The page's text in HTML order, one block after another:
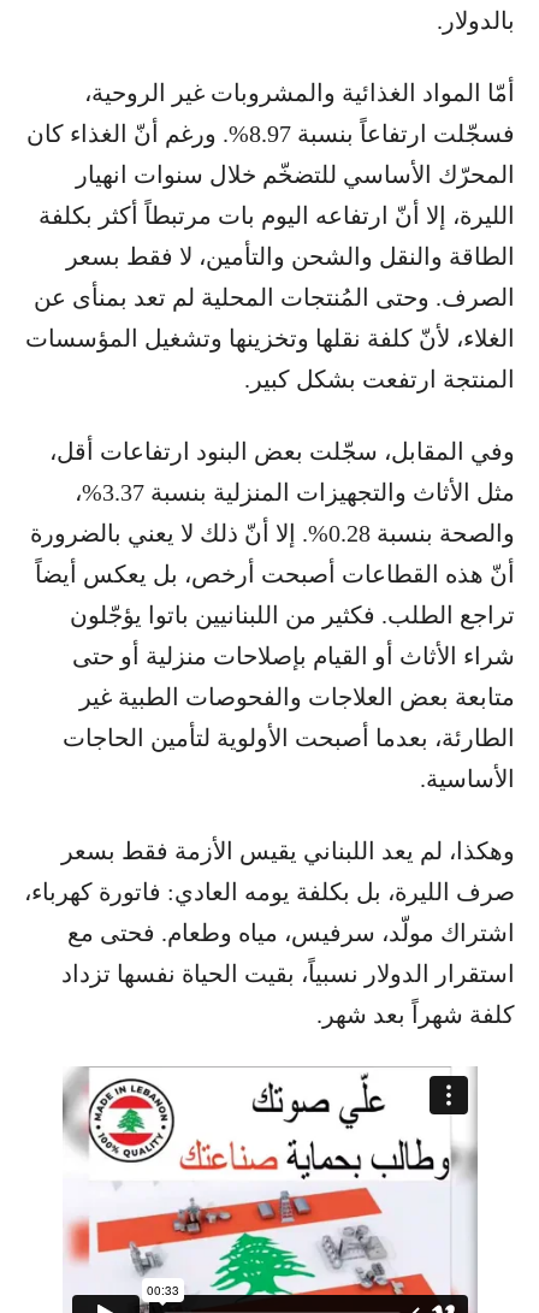
بالدولار.
أمّا المواد الغذائية والمشروبات غير الروحية،
فسجّلت ارتفاعاً بنسبة 8.97%. ورغم أنّ الغذاء كان
المحرّك الأساسي للتضخّم خلال سنوات انهيار
الليرة، إلا أنّ ارتفاعه اليوم بات مرتبطاً أكثر بكلفة
الطاقة والنقل والشحن والتأمين، لا فقط بسعر
الصرف. وحتى المُنتجات المحلية لم تعد بمنأى عن
الغلاء، لأنّ كلفة نقلها وتخزينها وتشغيل المؤسسات
المنتجة ارتفعت بشكل كبير.
وفي المقابل، سجّلت بعض البنود ارتفاعات أقل،
مثل الأثاث والتجهيزات المنزلية بنسبة 3.37%،
والصحة بنسبة 0.28%. إلا أنّ ذلك لا يعني بالضرورة
أنّ هذه القطاعات أصبحت أرخص، بل يعكس أيضاً
تراجع الطلب. فكثير من اللبنانيين باتوا يؤجّلون
شراء الأثاث أو القيام بإصلاحات منزلية أو حتى
متابعة بعض العلاجات والفحوصات الطبية غير
الطارئة، بعدما أصبحت الأولوية لتأمين الحاجات
الأساسية.
وهكذا، لم يعد اللبناني يقيس الأزمة فقط بسعر
صرف الليرة، بل بكلفة يومه العادي: فاتورة كهرباء،
اشتراك مولّد، سرفيس، مياه وطعام. فحتى مع
استقرار الدولار نسبياً، بقيت الحياة نفسها تزداد
كلفة شهراً بعد شهر.